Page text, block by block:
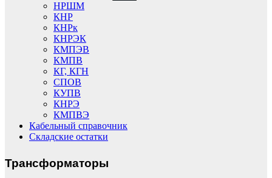
НРШМ
КНР
КНРк
КНРЭК
КМПЭВ
КМПВ
КГ, КГН
СПОВ
КУПВ
КНРЭ
КМПВЭ
Кабельный справочник
Складские остатки
Трансформаторы